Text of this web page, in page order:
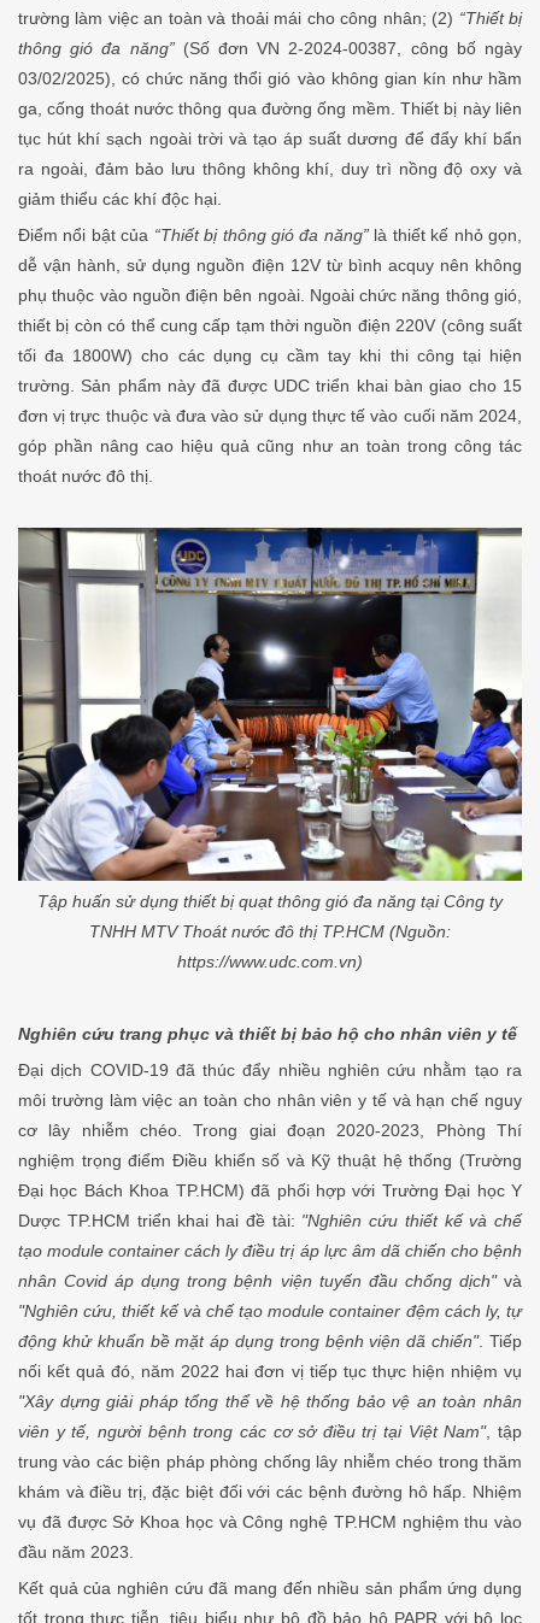
trường làm việc an toàn và thoải mái cho công nhân; (2) “Thiết bị
thông gió đa năng”(Số đơn VN 2-2024-00387, công bố ngày
03/02/2025), có chức năng thổi gió vào không gian kín như hầm
ga, cống thoát nước thông qua đường ống mềm. Thiết bị này liên
tục hút khí sạch ngoài trời và tạo áp suất dương để đẩy khí bẩn
ra ngoài, đảm bảo lưu thông không khí, duy trì nồng độ oxy và
giảm thiểu các khí độc hại.
Điểm nổi bật của “Thiết bị thông gió đa năng”là thiết kế nhỏ gọn,
dễ vận hành, sử dụng nguồn điện 12V từ bình acquy nên không
phụ thuộc vào nguồn điện bên ngoài. Ngoài chức năng thông gió,
thiết bị còn có thể cung cấp tạm thời nguồn điện 220V (công suất
tối đa 1800W) cho các dụng cụ cầm tay khi thi công tại hiện
trường. Sản phẩm này đã được UDC triển khai bàn giao cho 15
đơn vị trực thuộc và đưa vào sử dụng thực tế vào cuối năm 2024,
góp phần nâng cao hiệu quả cũng như an toàn trong công tác
thoát nước đô thị.
Tập huấn sử dụng thiết bị quạt thông gió đa năng tại Công ty
TNHH MTV Thoát nước đô thị TP.HCM (Nguồn:
https://www.udc.com.vn)
Nghiên cứu trang phục và thiết bị bảo hộ cho nhân viên y tế
Đại dịch COVID-19 đã thúc đẩy nhiều nghiên cứu nhằm tạo ra
môi trường làm việc an toàn cho nhân viên y tế và hạn chế nguy
cơ lây nhiễm chéo. Trong giai đoạn 2020-2023, Phòng Thí
nghiệm trọng điểm Điều khiển số và Kỹ thuật hệ thống (Trường
Đại học Bách Khoa TP.HCM) đã phối hợp với Trường Đại học Y
Dược TP.HCM triển khai hai đề tài: "Nghiên cứu thiết kế và chế
tạo module container cách ly điều trị áp lực âm dã chiến cho bệnh
nhân Covid áp dụng trong bệnh viện tuyến đầu chống dịch"và
"Nghiên cứu, thiết kế và chế tạo module container đệm cách ly, tự
động khử khuẩn bề mặt áp dụng trong bệnh viện dã chiến". Tiếp
nối kết quả đó, năm 2022 hai đơn vị tiếp tục thực hiện nhiệm vụ
"Xây dựng giải pháp tổng thể về hệ thống bảo vệ an toàn nhân
viên y tế, người bệnh trong các cơ sở điều trị tại Việt Nam", tập
trung vào các biện pháp phòng chống lây nhiễm chéo trong thăm
khám và điều trị, đặc biệt đối với các bệnh đường hô hấp. Nhiệm
vụ đã được Sở Khoa học và Công nghệ TP.HCM nghiệm thu vào
đầu năm 2023.
Kết quả của nghiên cứu đã mang đến nhiều sản phẩm ứng dụng
tốt trong thực tiễn, tiêu biểu như bộ đồ bảo hộ PAPR với bộ lọc